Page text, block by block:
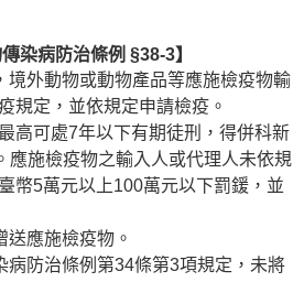
染病防治條例 §38-3】
境外動物或動物產品等應施檢疫物輸
規定，並依規定申請檢疫。
高可處7年以下有期徒刑，得併科新
應施檢疫物之輸入人或代理人未依規
幣5萬元以上100萬元以下罰鍰，並
送應施檢疫物。
病防治條例第34條第3項規定，未將